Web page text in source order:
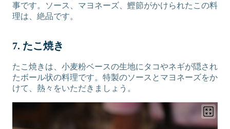
事です。ソース、マヨネーズ、鰹節がかけられたこの料
理は、絶品です。
7. たこ焼き
たこ焼きは、小麦粉ベースの生地にタコやネギが隠され
たボール状の料理です。特製のソースとマヨネーズをか
けて、熱々をいただきましょう。